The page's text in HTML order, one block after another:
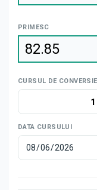
PRIMESC
CURSUL DE CONVERSIE
DATA CURSULUI